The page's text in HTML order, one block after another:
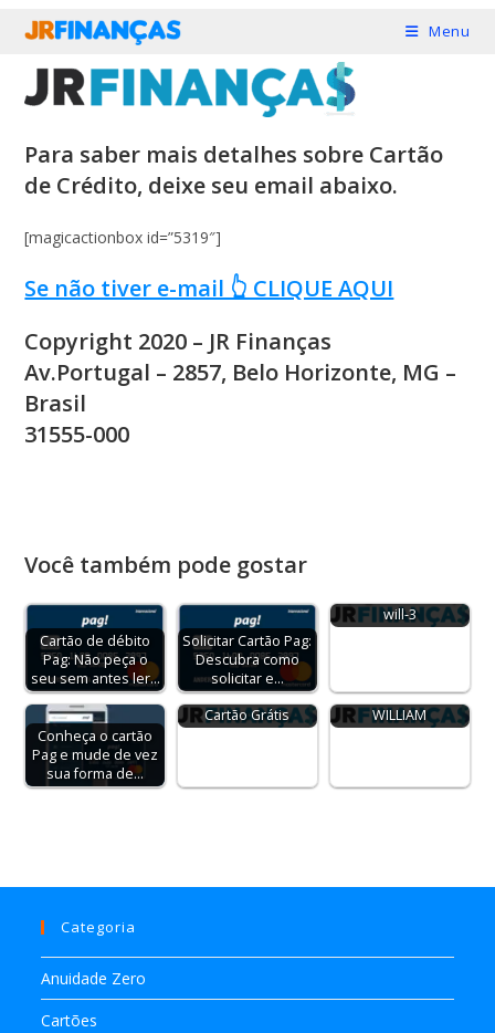
conteúdo
Menu
Para saber mais detalhes sobre Cartão
de Crédito, deixe seu email abaixo.​
[magicactionbox id=”5319″]
Se não tiver e-mail 👆 CLIQUE AQUI​
Copyright 2020 – JR Finanças
Av.Portugal – 2857, Belo Horizonte, MG –
Brasil
31555-000​
Você também pode gostar
Cartão de débito
Pag: Não peça o
seu sem antes ler…
Solicitar Cartão Pag:
Descubra como
solicitar e…
will-3
Conheça o cartão
Pag e mude de vez
sua forma de…
Cartão Grátis
CARTÃO CAMP
WILLIAM
Categoria
Anuidade Zero
Cartões